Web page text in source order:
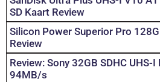
SD Kaart Review
Silicon Power Superior Pro
Review
Review: Sony 32GB SDHC UHS-
94MB/s